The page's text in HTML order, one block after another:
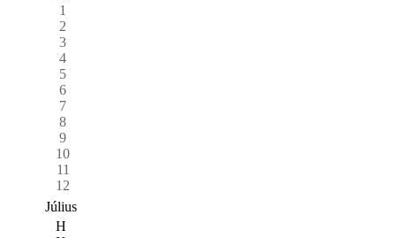
1
2
3
4
5
6
7
8
9
10
11
12
Július
H